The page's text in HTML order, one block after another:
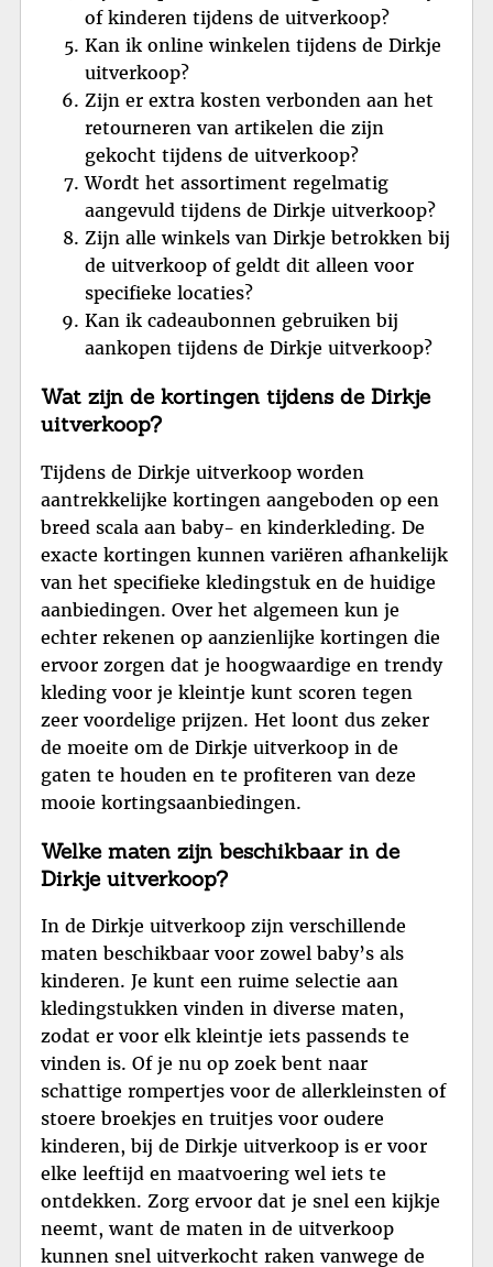
of kinderen tijdens de uitverkoop?
Kan ik online winkelen tijdens de Dirkje
uitverkoop?
Zijn er extra kosten verbonden aan het
retourneren van artikelen die zijn
gekocht tijdens de uitverkoop?
Wordt het assortiment regelmatig
aangevuld tijdens de Dirkje uitverkoop?
Zijn alle winkels van Dirkje betrokken bij
de uitverkoop of geldt dit alleen voor
specifieke locaties?
Kan ik cadeaubonnen gebruiken bij
aankopen tijdens de Dirkje uitverkoop?
Wat zijn de kortingen tijdens de Dirkje
uitverkoop?
Tijdens de Dirkje uitverkoop worden
aantrekkelijke kortingen aangeboden op een
breed scala aan baby- en kinderkleding. De
exacte kortingen kunnen variëren afhankelijk
van het specifieke kledingstuk en de huidige
aanbiedingen. Over het algemeen kun je
echter rekenen op aanzienlijke kortingen die
ervoor zorgen dat je hoogwaardige en trendy
kleding voor je kleintje kunt scoren tegen
zeer voordelige prijzen. Het loont dus zeker
de moeite om de Dirkje uitverkoop in de
gaten te houden en te profiteren van deze
mooie kortingsaanbiedingen.
Welke maten zijn beschikbaar in de
Dirkje uitverkoop?
In de Dirkje uitverkoop zijn verschillende
maten beschikbaar voor zowel baby’s als
kinderen. Je kunt een ruime selectie aan
kledingstukken vinden in diverse maten,
zodat er voor elk kleintje iets passends te
vinden is. Of je nu op zoek bent naar
schattige rompertjes voor de allerkleinsten of
stoere broekjes en truitjes voor oudere
kinderen, bij de Dirkje uitverkoop is er voor
elke leeftijd en maatvoering wel iets te
ontdekken. Zorg ervoor dat je snel een kijkje
neemt, want de maten in de uitverkoop
kunnen snel uitverkocht raken vanwege de